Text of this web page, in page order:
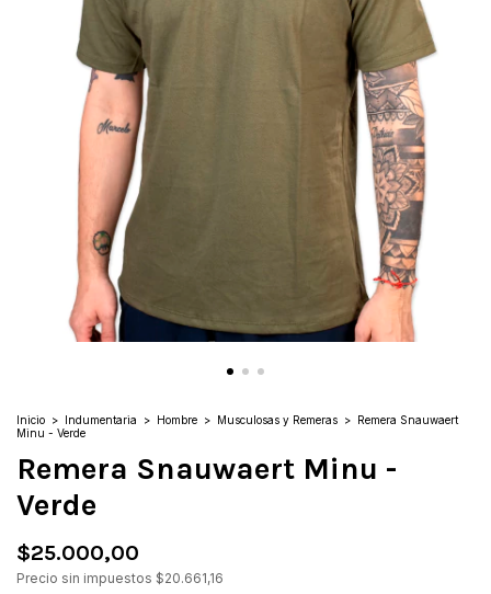
Inicio > Indumentaria > Hombre > Musculosas y Remeras > Remera Snauwaert
Minu - Verde
Remera Snauwaert Minu -
Verde
$25.000,00
Precio sin impuestos $20.661,16